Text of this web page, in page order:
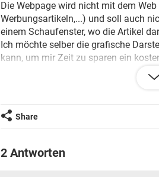
Die Webpage wird nicht mit dem
Werbungsartikeln,...) und soll auch
einem Schaufenster, wo die Artikel
Ich möchte selber die grafische
kann, um mir Zeit zu sparen ein
Share
2 Antworten